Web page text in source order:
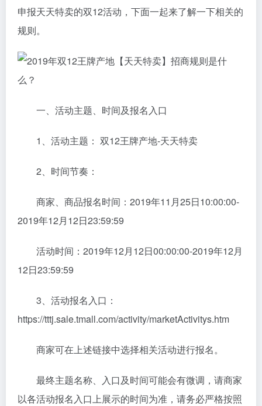
申报天天特卖的双12活动，下面一起来了解一下相关的
规则。
一、活动主题、时间及报名入口
1、活动主题： 双12王牌产地-天天特卖
2、时间节奏：
商家、商品报名时间：2019年11月25日10:00:00-
2019年12月12日23:59:59
活动时间：2019年12月12日00:00:00-2019年12月
12日23:59:59
3、活动报名入口：
https://tttj.sale.tmall.com/activity/marketActivitys.htm
商家可在上述链接中选择相关活动进行报名。
最终主题名称、入口及时间可能会有微调，请商家
以各活动报名入口上展示的时间为准，请务必严格按照